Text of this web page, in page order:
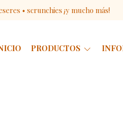
• scrunchies ¡y mucho más!
PRODUCTOS